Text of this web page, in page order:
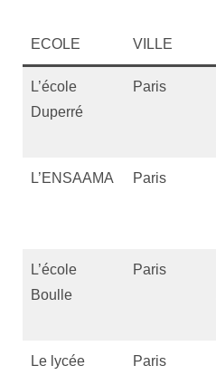
ECOLE VILLE
L’école
Duperré
Paris
L’ENSAAMA Paris
L’école
Boulle
Paris
Le lycée
Paris